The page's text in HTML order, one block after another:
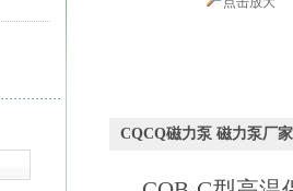
CQCQ磁力泵 磁力泵厂